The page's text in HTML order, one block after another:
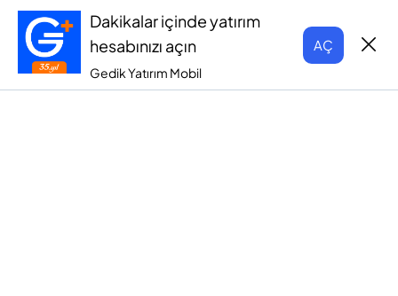
Dakikalar içinde yatırım
hesabınızı açın
Gedik Yatırım Mobil
AÇ